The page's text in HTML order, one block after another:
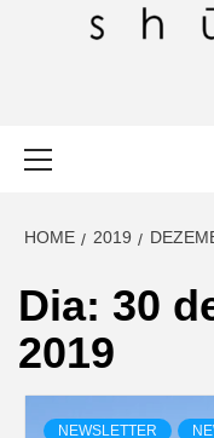
HOME 2019
Dia: 30
2019
NEWSLETTER